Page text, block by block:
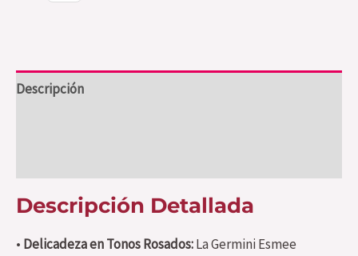
Descripción
Descripción Detallada
• Delicadeza en Tonos Rosados:La Germini Esmee